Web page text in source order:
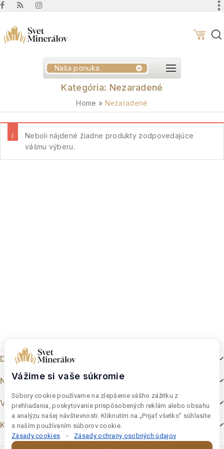
Naša ponuka
Kategória: Nezaradené
Home » Nezaradené
Neboli nájdené žiadne produkty zodpovedajúce
vášmu výberu.
Dokumenty
Nakupovanie
Výber z e-shopu
Kontakt
Vážime si vaše súkromie
Súbory cookie používame na zlepšenie vášho zážitku z
prehliadania, poskytovanie prispôsobených reklám alebo obsahu
a analýzu našej návštevnosti. Kliknutím na „Prijať všetko” súhlasíte
s naším používaním súborov cookie.
Zásady cookies
• Zásady ochrany osobných údajov